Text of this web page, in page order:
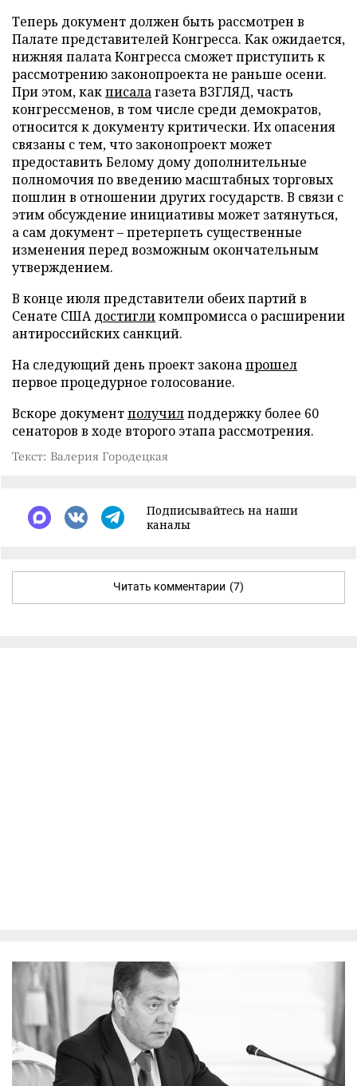
Теперь документ должен быть рассмотрен в
Палате представителей Конгресса. Как ожидается,
нижняя палата Конгресса сможет приступить к
рассмотрению законопроекта не раньше осени.
При этом, какписалагазета ВЗГЛЯД, часть
конгрессменов, в том числе среди демократов,
относится к документу критически. Их опасения
связаны с тем, что законопроект может
предоставить Белому дому дополнительные
полномочия по введению масштабных торговых
пошлин в отношении других государств. В связи с
этим обсуждение инициативы может затянуться,
а сам документ – претерпеть существенные
изменения перед возможным окончательным
утверждением.
В конце июля представители обеих партий в
Сенате СШАдостигликомпромисса о расширении
антироссийских санкций.
На следующий день проект законапрошел
первое процедурное голосование.
Вскоре документполучилподдержку более 60
сенаторов в ходе второго этапа рассмотрения.
Текст: Валерия Городецкая
Подписывайтесь на наши
каналы
Читать комментарии (7)